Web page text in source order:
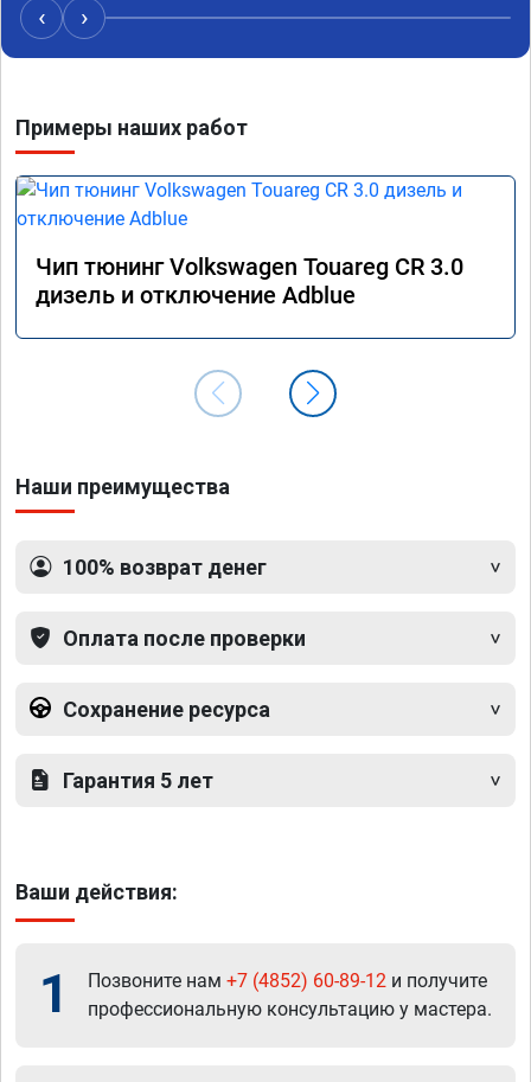
‹ ›
Примеры наших работ
Чип тюнинг Volkswagen Touareg CR 3.0
дизель и отключение Adblue
Наши преимущества
100% возврат денег
Оплата после проверки
Сохранение ресурса
Гарантия 5 лет
Ваши действия:
1 Позвоните нам +7 (4852) 60-89-12 и получите
профессиональную консультацию у мастера.